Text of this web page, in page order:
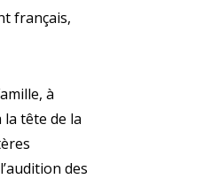
français,
à
la tête de la
des